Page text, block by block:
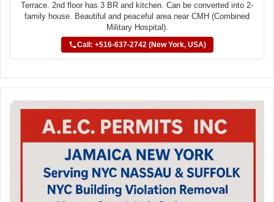
Terrace. 2nd floor has 3 BR and kitchen. Can be converted into 2-
family house. Beautiful and peaceful area near CMH (Combined
Military Hospital).
Call: +516-637-2742 (New York, USA)